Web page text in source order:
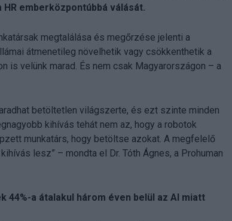
emberközpontúbbá válását.
megtalálása és megőrzése jelenti a
átmenetileg növelhetik vagy csökkenthetik a
is velünk marad. És nem csak Magyarországon – a
betöltetlen világszerte, és ezt szinte minden
kihívás tehát nem az, hogy a robotok
munkatárs, hogy betöltse azokat. A megfelelő
lesz” – mondta el Dr. Tóth Ágnes, a Prohuman
a átalakul három éven belül az AI miatt